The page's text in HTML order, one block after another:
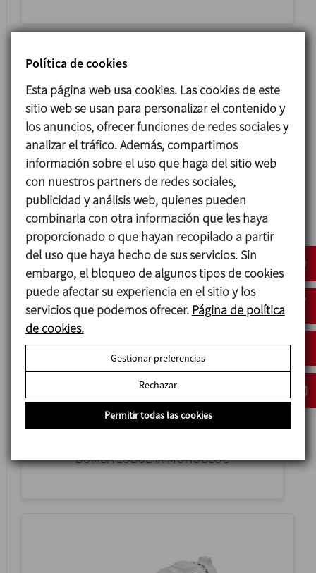
HLR
BOMBA LOBULAR HIGIÉNICA
TLS
BOMBA LOBULAR MONOBLOC
Política de cookies
Esta página web usa cookies. Las cookies de este
sitio web se usan para personalizar el contenido y
los anuncios, ofrecer funciones de redes sociales y
analizar el tráfico. Además, compartimos
información sobre el uso que haga del sitio web
con nuestros partners de redes sociales,
publicidad y análisis web, quienes pueden
combinarla con otra información que les haya
proporcionado o que hayan recopilado a partir
del uso que haya hecho de sus servicios. Sin
embargo, el bloqueo de algunos tipos de cookies
puede afectar su experiencia en el sitio y los
servicios que podemos ofrecer. Página de política
de cookies.
Gestionar preferencias
Rechazar
Permitir todas las cookies